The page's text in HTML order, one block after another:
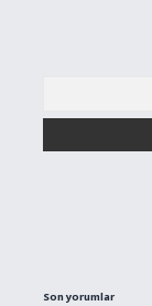
Son yorumlar